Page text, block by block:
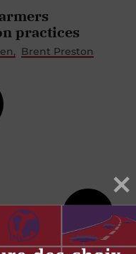
practices
Brent Preston